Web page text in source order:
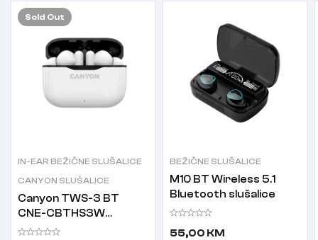
Sold Out
IN-EAR BEŽIČNE SLUŠALICE
CANYON SLUŠALICE
Canyon TWS-3 BT
CNE-CBTHS3W
Bluetooth slušalice sa
BEŽIČNE SLUŠALICE
M10 BT Wireless 5.1
Bluetooth slušalice
55,00 KM